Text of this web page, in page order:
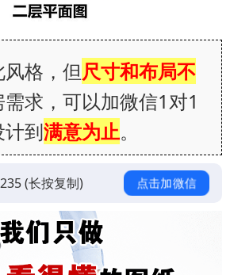
格，但尺寸和布局不
求，可以加微信1对1
到满意为止。
(长按复制) 点击加微信